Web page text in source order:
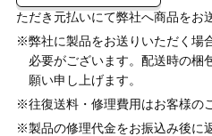
ただき元払いにて弊社へ商品をお
※弊社に製品をお送りいただく場
必要がございます。配送時の梱
願い申し上げます。
※往復送料・修理費用はお客様の
※製品の修理代金をお振込み後に